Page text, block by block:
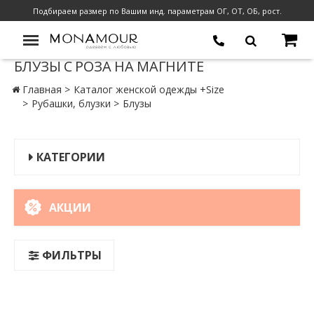
Подбираем размер по Вашим инд. параметрам ОГ, ОТ, ОБ, рост.
БЛУЗЫ С РОЗА НА МАГНИТЕ
Главная
Каталог женской одежды +Size
Рубашки, блузки
Блузы
КАТЕГОРИИ
АКЦИИ
ФИЛЬТРЫ